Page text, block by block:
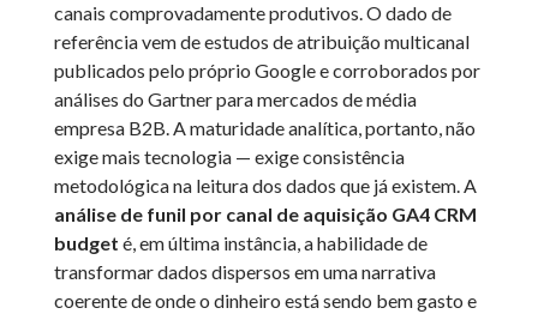
canais comprovadamente produtivos. O dado de
referência vem de estudos de atribuição multicanal
publicados pelo próprio Google e corroborados por
análises do Gartner para mercados de média
empresa B2B. A maturidade analítica, portanto, não
exige mais tecnologia — exige consistência
metodológica na leitura dos dados que já existem. A
análise de funil por canal de aquisição GA4 CRM
budget é, em última instância, a habilidade de
transformar dados dispersos em uma narrativa
coerente de onde o dinheiro está sendo bem gasto e